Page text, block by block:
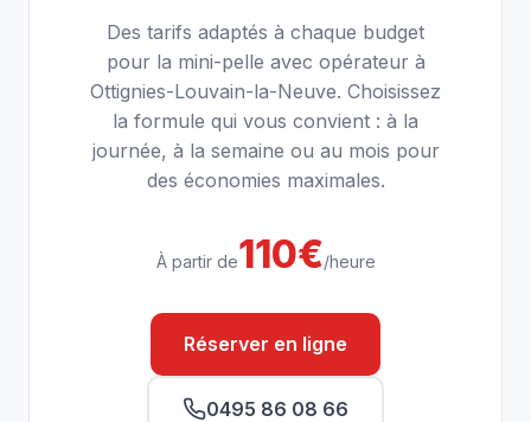
Des tarifs adaptés à chaque budget
pour la mini-pelle avec opérateur à
Ottignies-Louvain-la-Neuve. Choisissez
la formule qui vous convient : à la
journée, à la semaine ou au mois pour
des économies maximales.
À partir de110€/heure
Réserver en ligne
0495 86 08 66